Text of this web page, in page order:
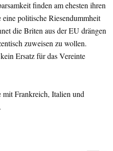
finden am ehesten ihren
politische Riesendummheit
die Briten aus der EU drängen
zuweisen zu wollen.
Ersatz für das Vereinte
Frankreich, Italien und